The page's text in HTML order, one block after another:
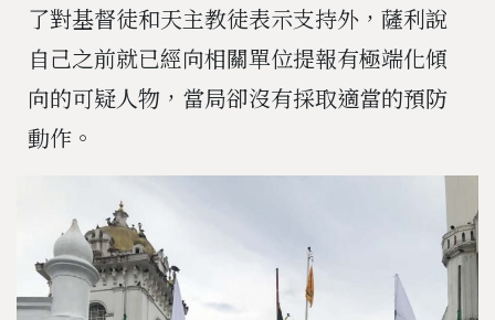
了對基督徒和天主教徒表示支持外，薩利說
自己之前就已經向相關單位提報有極端化傾
向的可疑人物，當局卻沒有採取適當的預防
動作。